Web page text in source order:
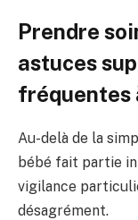
Prendre
astuces
fréquentes
Au-delà de la
bébé fait partie
vigilance
désagrément.